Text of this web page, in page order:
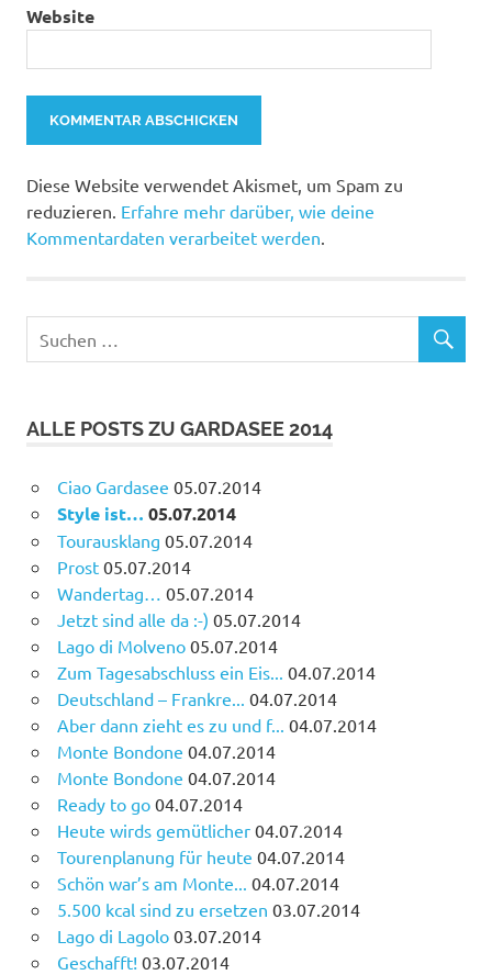
Website
Diese Website verwendet Akismet, um Spam zu
reduzieren. Erfahre mehr darüber, wie deine
Kommentardaten verarbeitet werden
ALLE POSTS ZU GARDASEE 2014
Ciao Gardasee 05.07.2014
Style ist… 05.07.2014
Tourausklang 05.07.2014
Prost 05.07.2014
Wandertag…
05.07.2014
Jetzt sind alle da :-) 05.07.2014
Lago di Molveno 05.07.2014
Zum Tagesabschluss ein Eis...
04.07.2014
Deutschland – Frankre...
04.07.2014
Aber dann zieht es zu und f...
04.07.2014
Monte Bondone 04.07.2014
Monte Bondone 04.07.2014
Ready to go 04.07.2014
Heute wirds gemütlicher 04.07.2014
Tourenplanung für heute 04.07.2014
Schön war’s am Monte...
04.07.2014
5.500 kcal sind zu ersetzen 03.07.2014
Lago di Lagolo 03.07.2014
Geschafft! 03.07.2014